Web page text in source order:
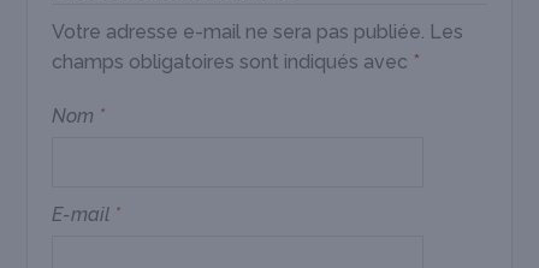
Votre adresse e-mail ne sera pas publiée. Les
champs obligatoires sont indiqués avec *
Nom *
E-mail *